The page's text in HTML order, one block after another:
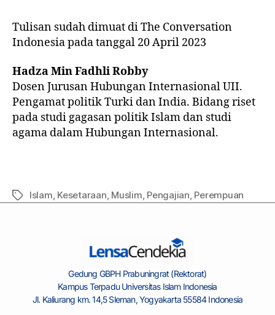
Tulisan sudah dimuat di The Conversation
Indonesia pada tanggal 20 April 2023
Hadza Min Fadhli Robby
Dosen Jurusan Hubungan Internasional UII.
Pengamat politik Turki dan India. Bidang riset
pada studi gagasan politik Islam dan studi
agama dalam Hubungan Internasional.
Islam, Kesetaraan, Muslim, Pengajian, Perempuan
Gedung GBPH Prabuningrat (Rektorat)
Kampus Terpadu Universitas Islam Indonesia
Jl. Kaliurang km. 14,5 Sleman, Yogyakarta 55584 Indonesia